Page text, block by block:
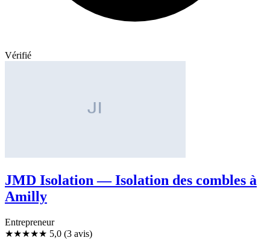
Vérifié
JMD Isolation — Isolation des combles à
Amilly
Entrepreneur
★★★★★ 5,0 (3 avis)